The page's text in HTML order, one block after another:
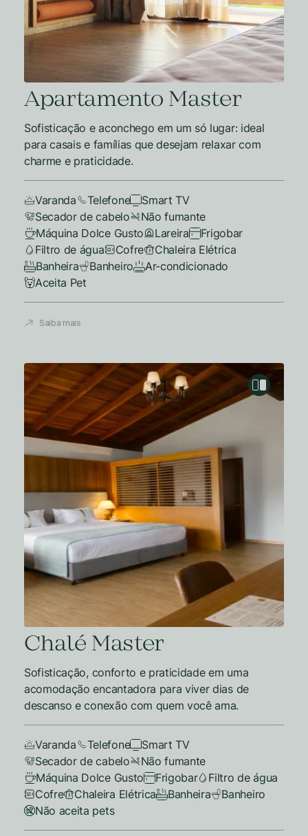
Apartamento Master
Sofisticação e aconchego em um só lugar: ideal
para casais e famílias que desejam relaxar com
charme e praticidade.
Varanda Telefone
Smart TV
Secador de cabelo
Não fumante
Máquina Dolce Gusto
Lareira
Frigobar
Filtro de água
Cofre
Chaleira Elétrica
Banheira
Banheiro
Ar-condicionado
Aceita Pet
Saiba mais
Chalé Master
Sofisticação, conforto e praticidade em uma
acomodação encantadora para viver dias de
descanso e conexão com quem você ama.
Varanda Telefone
Smart TV
Secador de cabelo
Não fumante
Máquina Dolce Gusto
Frigobar
Filtro de água
Cofre
Chaleira Elétrica Banheira
Banheiro
Não aceita pets